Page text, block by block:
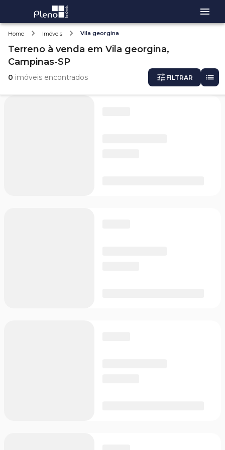
Home Imóveis Vila georgina
Terreno à venda em Vila georgina,
Campinas-SP
0 imóveis encontrados FILTRAR